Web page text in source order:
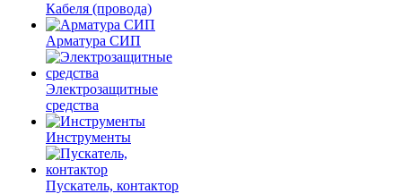
Кабеля (провода)
Арматура СИП
Электрозащитные
средства
Инструменты
Пускатель, контактор